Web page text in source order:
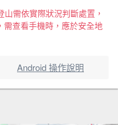
需依實際狀況判斷處置，
查看手機時，應於安全地
Android 操作說明